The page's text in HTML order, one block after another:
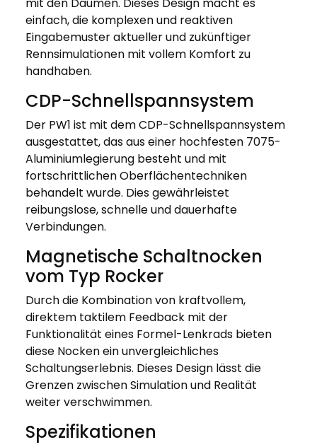
mit den Daumen. Dieses Design macht es
einfach, die komplexen und reaktiven
Eingabemuster aktueller und zukünftiger
Rennsimulationen mit vollem Komfort zu
handhaben.
CDP-Schnellspannsystem
Der PW1 ist mit dem CDP-Schnellspannsystem
ausgestattet, das aus einer hochfesten 7075-
Aluminiumlegierung besteht und mit
fortschrittlichen Oberflächentechniken
behandelt wurde. Dies gewährleistet
reibungslose, schnelle und dauerhafte
Verbindungen.
Magnetische Schaltnocken
vom Typ Rocker
Durch die Kombination von kraftvollem,
direktem taktilem Feedback mit der
Funktionalität eines Formel-Lenkrads bieten
diese Nocken ein unvergleichliches
Schaltungserlebnis. Dieses Design lässt die
Grenzen zwischen Simulation und Realität
weiter verschwimmen.
Spezifikationen